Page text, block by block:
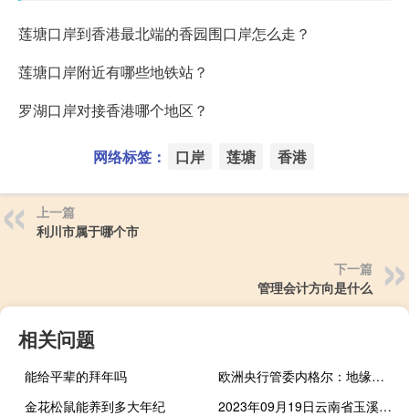
莲塘口岸到香港最北端的香园围口岸怎么走？
莲塘口岸附近有哪些地铁站？
罗湖口岸对接香港哪个地区？
网络标签： 口岸 莲塘 香港
上一篇
利川市属于哪个市
下一篇
管理会计方向是什么
相关问题
能给平辈的拜年吗
欧洲央行管委内格尔：地缘政治因素使通胀前景更加不确定
金花松鼠能养到多大年纪
2023年09月19日云南省玉溪市疫情大数据-今日/今天疫情全网搜索最新实时消息动态情况通知播报